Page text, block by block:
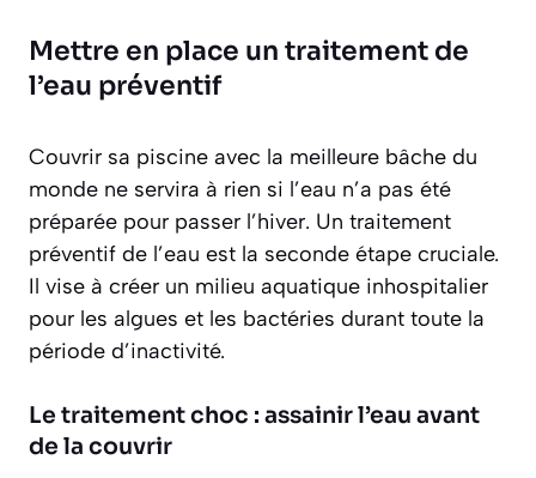
Mettre en place un traitement de
l’eau préventif
Couvrir sa piscine avec la meilleure bâche du
monde ne servira à rien si l’eau n’a pas été
préparée pour passer l’hiver. Un traitement
préventif de l’eau est la seconde étape cruciale.
Il vise à créer un milieu aquatique inhospitalier
pour les algues et les bactéries durant toute la
période d’inactivité.
Le traitement choc : assainir l’eau avant
de la couvrir